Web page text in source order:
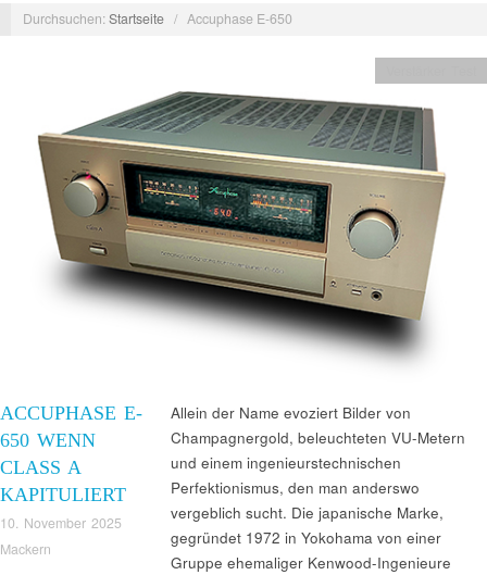
Durchsuchen:Startseite / Accuphase E-650
ACCUPHASE E-
650 WENN
CLASS A
KAPITULIERT
10. November 2025
Mackern
Allein der Name evoziert Bilder von
Champagnergold, beleuchteten VU-Metern
und einem ingenieurstechnischen
Perfektionismus, den man anderswo
vergeblich sucht. Die japanische Marke,
gegründet 1972 in Yokohama von einer
Gruppe ehemaliger Kenwood-Ingenieure